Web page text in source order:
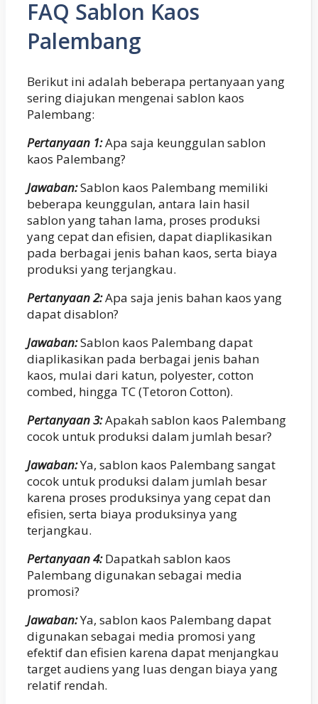
FAQ Sablon Kaos
Palembang
Berikut ini adalah beberapa pertanyaan yang
sering diajukan mengenai sablon kaos
Palembang:
Pertanyaan 1:Apa saja keunggulan sablon
kaos Palembang?
Jawaban:Sablon kaos Palembang memiliki
beberapa keunggulan, antara lain hasil
sablon yang tahan lama, proses produksi
yang cepat dan efisien, dapat diaplikasikan
pada berbagai jenis bahan kaos, serta biaya
produksi yang terjangkau.
Pertanyaan 2:Apa saja jenis bahan kaos yang
dapat disablon?
Jawaban:Sablon kaos Palembang dapat
diaplikasikan pada berbagai jenis bahan
kaos, mulai dari katun, polyester, cotton
combed, hingga TC (Tetoron Cotton).
Pertanyaan 3:Apakah sablon kaos Palembang
cocok untuk produksi dalam jumlah besar?
Jawaban:Ya, sablon kaos Palembang sangat
cocok untuk produksi dalam jumlah besar
karena proses produksinya yang cepat dan
efisien, serta biaya produksinya yang
terjangkau.
Pertanyaan 4:Dapatkah sablon kaos
Palembang digunakan sebagai media
promosi?
Jawaban:Ya, sablon kaos Palembang dapat
digunakan sebagai media promosi yang
efektif dan efisien karena dapat menjangkau
target audiens yang luas dengan biaya yang
relatif rendah.